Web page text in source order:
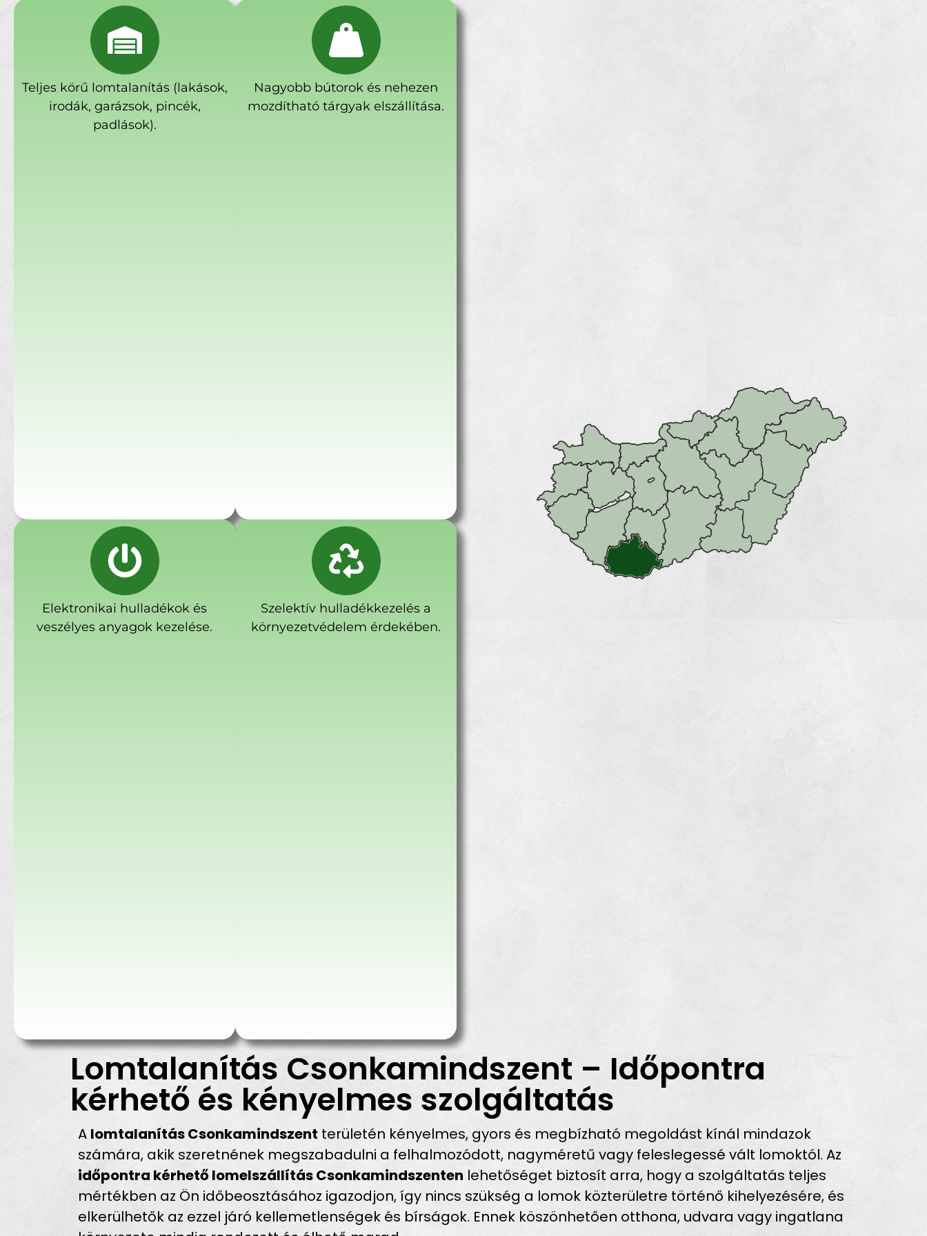
Teljes körű lomtalanítás (lakások,
irodák, garázsok, pincék,
padlások).
Nagyobb bútorok és nehezen
mozdítható tárgyak elszállítása.
Elektronikai hulladékok és
veszélyes anyagok kezelése.
Szelektív hulladékkezelés a
környezetvédelem érdekében.
Lomtalanítás Csonkamindszent – Időpontra
kérhető és kényelmes szolgáltatás
A lomtalanítás Csonkamindszent területén kényelmes, gyors és megbízható megoldást kínál mindazok
számára, akik szeretnének megszabadulni a felhalmozódott, nagyméretű vagy feleslegessé vált lomoktól. Az
időpontra kérhető lomelszállítás Csonkamindszenten lehetőséget biztosít arra, hogy a szolgáltatás teljes
mértékben az Ön időbeosztásához igazodjon, így nincs szükség a lomok közterületre történő kihelyezésére, és
elkerülhetők az ezzel járó kellemetlenségek és bírságok. Ennek köszönhetően otthona, udvara vagy ingatlana